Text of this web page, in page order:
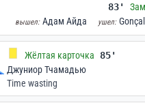
83'
вышел: Адам Айда ушел:
Жёлтая карточка
85'
Джуниор Тчамадью
Time wasting